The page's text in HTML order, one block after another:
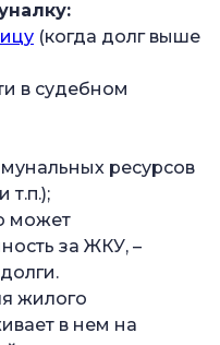
(когда долг выше
в судебном
ресурсов
т.п.);
может
за ЖКУ, –
жилого
в нем на